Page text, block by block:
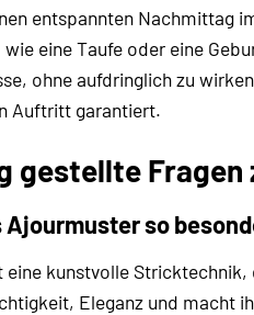
entspannten Nachmittag
eine Taufe oder eine
ohne aufdringlich zu
Auftritt garantiert.
gestellte
Ajourmuster so
eine kunstvolle
Eleganz und macht